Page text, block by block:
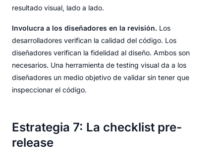
resultado visual, lado a lado.
Involucra a los diseñadores en la revisión. Los
desarrolladores verifican la calidad del código. Los
diseñadores verifican la fidelidad al diseño. Ambos son
necesarios. Una herramienta de testing visual da a los
diseñadores un medio objetivo de validar sin tener que
inspeccionar el código.
Estrategia 7: La checklist pre-
release